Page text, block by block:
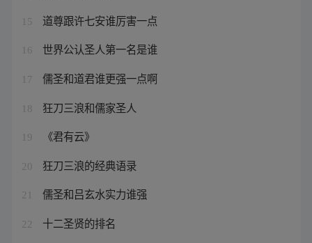
15 道尊跟许七安谁厉害一点
16 世界公认圣人第一名是谁
17 儒圣和道君谁更强一点啊
18 狂刀三浪和儒家圣人
19 《君有云》
20 狂刀三浪的经典语录
21 儒圣和吕玄水实力谁强
22 十二圣贤的排名